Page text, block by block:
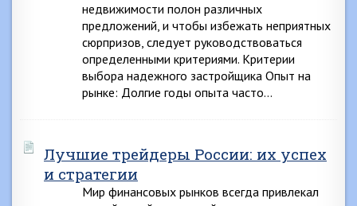
недвижимости полон различных
предложений, и чтобы избежать неприятных
сюрпризов, следует руководствоваться
определенными критериями. Критерии
выбора надежного застройщика Опыт на
рынке: Долгие годы опыта часто…
Лучшие трейдеры России: их успех
и стратегии
Мир финансовых рынков всегда привлекал